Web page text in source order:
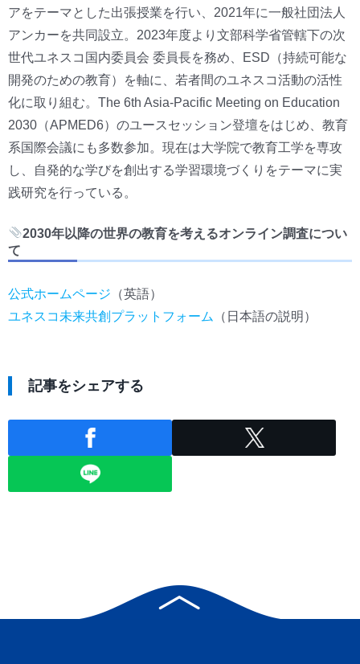
アをテーマとした出張授業を行い、2021年に一般社団法人
アンカーを共同設立。2023年度より文部科学省管轄下の次
世代ユネスコ国内委員会 委員長を務め、ESD（持続可能な
開発のための教育）を軸に、若者間のユネスコ活動の活性
化に取り組む。The 6th Asia-Pacific Meeting on Education
2030（APMED6）のユースセッション登壇をはじめ、教育
系国際会議にも多数参加。現在は大学院で教育工学を専攻
し、自発的な学びを創出する学習環境づくりをテーマに実
践研究を行っている。
2030年以降の世界の教育を考えるオンライン調査につい
て
公式ホームページ （英語）
ユネスコ未来共創プラットフォーム
（日本語の説明）
記事をシェアする